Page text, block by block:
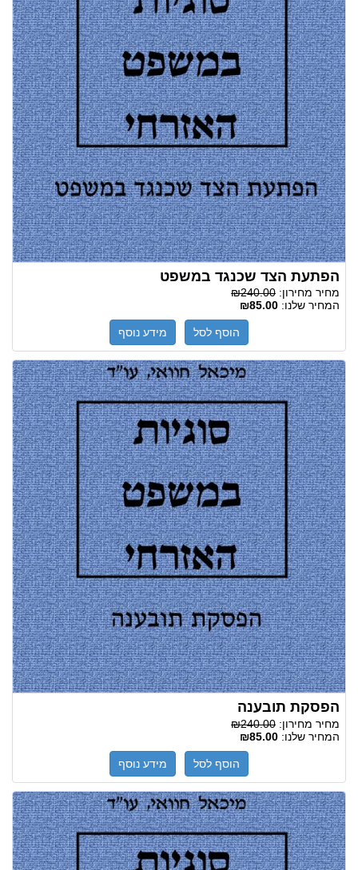
הפתעת הצד שכנגד במשפט
מחיר מחירון: ₪240.00
המחיר שלנו: ₪85.00
הוסף לסל מידע נוסף
הפסקת תובענה
מחיר מחירון: ₪240.00
המחיר שלנו: ₪85.00
הוסף לסל מידע נוסף